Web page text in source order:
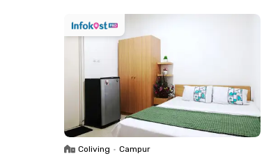
Coliving • Campur